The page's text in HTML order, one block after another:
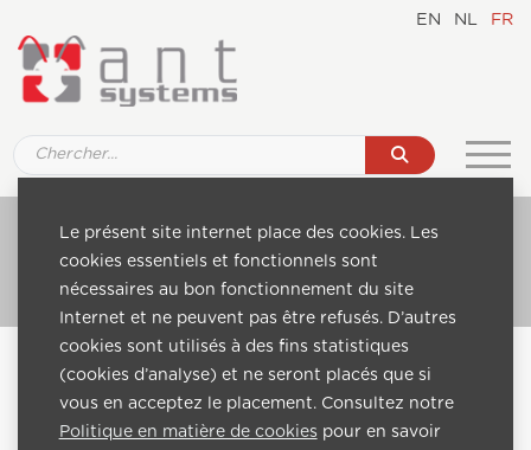
EN NL FR
Ref. 701E Alimentation électrique
Aller au catalogue
Home
Ref. 701E Alimentation électrique
Précédent: Suivante:
Le présent site internet place des cookies. Les
cookies essentiels et fonctionnels sont
nécessaires au bon fonctionnement du site
Internet et ne peuvent pas être refusés. D’autres
cookies sont utilisés à des fins statistiques
(cookies d’analyse) et ne seront placés que si
vous en acceptez le placement. Consultez notre
Politique en matière de cookies pour en savoir